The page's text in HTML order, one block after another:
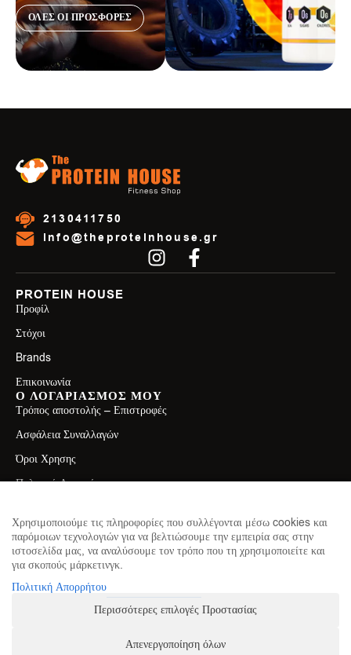
ΟΛΕΣ ΟΙ ΠΡΟΣΦΟΡΕΣ
2130411750
info@theproteinhouse.gr
PROTEIN HOUSE
Προφίλ
Στόχοι
Brands
Επικοινωνία
Ο ΛΟΓΑΡΙΑΣΜΟΣ ΜΟΥ
Τρόπος αποστολής – Επιστροφές
Ασφάλεια Συναλλαγών
Όροι Χρησης
Πολιτική Απορρήτου
2130411750
info@theproteinhouse.gr
ΕΓΓΡΑΦΕΙΤΕ ΣΤΟ NEWSLETTER
ΕΓΓΡΑΦΗ
Χρησιμοποιούμε τις πληροφορίες που συλλέγονται μέσω cookies και
παρόμοιων τεχνολογιών για να βελτιώσουμε την εμπειρία σας στην
ιστοσελίδα μας, να αναλύσουμε τον τρόπο που τη χρησιμοποιείτε και
για σκοπούς μάρκετινγκ.
Πολιτική Απορρήτου
Περισσότερες επιλογές Προστασίας
Απενεργοποίηση όλων